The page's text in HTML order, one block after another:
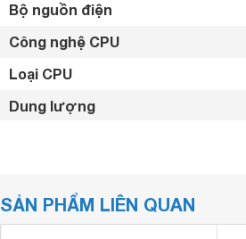
Bộ nguồn điện
Công nghệ CPU
Loại CPU
Dung lượng
Bộ xử lý
SẢN PHẨM LIÊN QUAN